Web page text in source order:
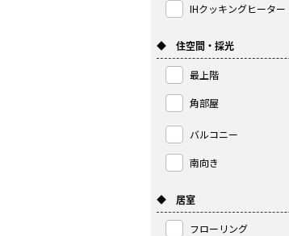
IHクッキングヒーター
◆ 住空間・採光
最上階
角部屋
バルコニー
南向き
◆ 居室
フローリング